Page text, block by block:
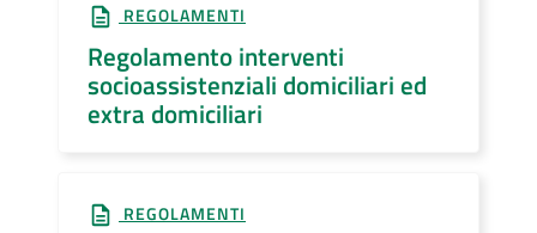
REGOLAMENTI
Regolamento interventi
socioassistenziali domiciliari ed
extra domiciliari
REGOLAMENTI